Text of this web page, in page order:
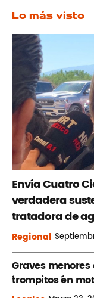
Lo más visto
Envía Cuatro
verdadera
tratadora de
Regional
Graves
´trompitos ´en